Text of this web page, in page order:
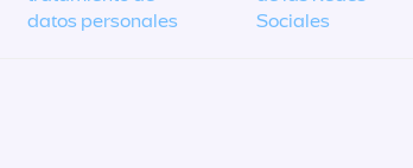
datos personales
Sociales